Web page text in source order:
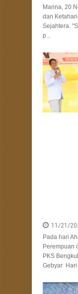
Manna, 20
dan
Sejahtera.
p...
11/21/
Pada hari
Perempuan
PKS
Gebyar Hari